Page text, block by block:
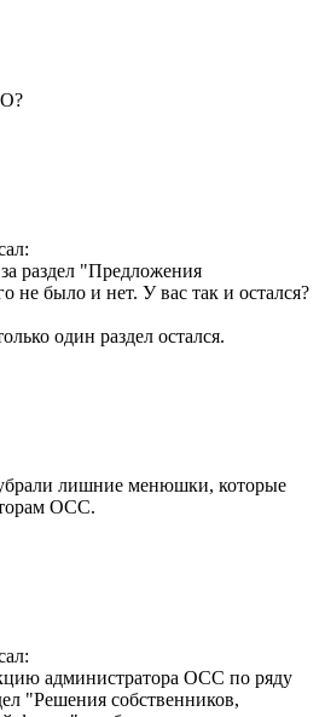
раздел "Предложения
не было и нет. У вас так и остался?
один раздел остался.
лишние менюшки, которые
ОСС.
администратора ОСС по ряду
"Решения собственников,